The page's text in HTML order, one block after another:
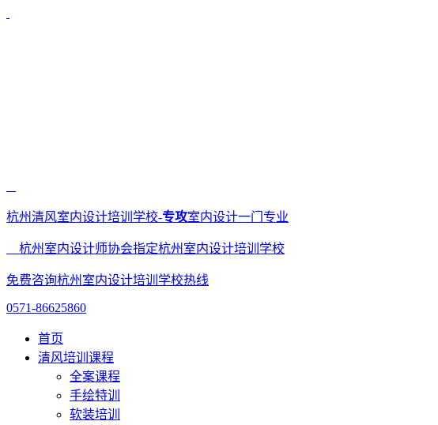
杭州清风室内设计培训学校-专攻室内设计一门专业
杭州室内设计师协会指定杭州室内设计培训学校
免费咨询杭州室内设计培训学校热线
0571-86625860
首页
清风培训课程
全案课程
手绘特训
软装培训